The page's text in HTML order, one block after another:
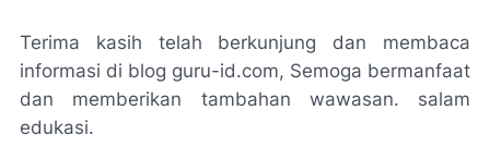
Terima kasih telah berkunjung dan membaca
informasi di blog guru-id.com, Semoga bermanfaat
dan memberikan tambahan wawasan. salam
edukasi.